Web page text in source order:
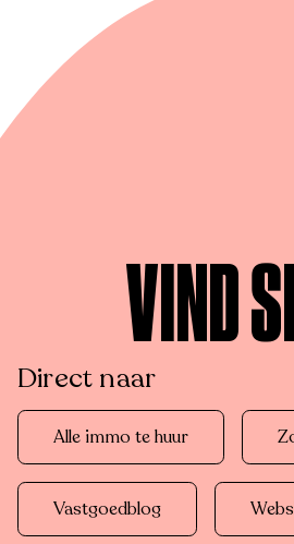
VIND
Direct naar
Alle immo te huur
Vastgoedblog